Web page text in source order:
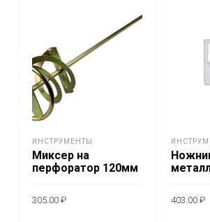
ИНСТРУМЕНТЫ
Миксер на
перфоратор 120мм
305.00 ₽ 403.00 ₽